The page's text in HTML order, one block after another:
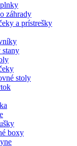
záhrady
a prístrešky
stany
stoly
boxy